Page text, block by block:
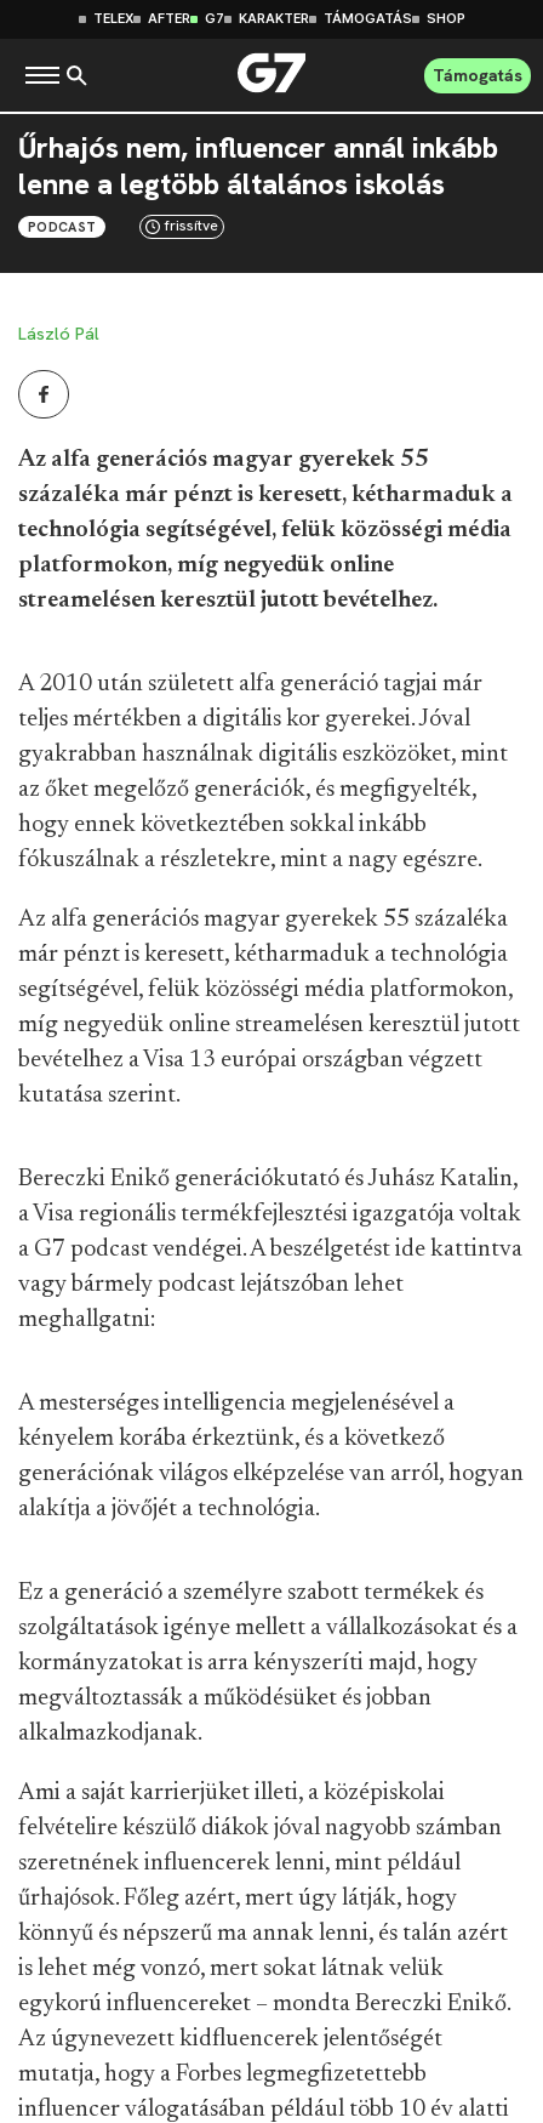
TELEX AFTER G7 KARAKTER TÁMOGATÁS SHOP
Támogatás
Űrhajós nem, influencer annál inkább
lenne a legtöbb általános iskolás
PODCAST frissítve
László Pál
Az alfa generációs magyar gyerekek 55
százaléka már pénzt is keresett, kétharmaduk a
technológia segítségével, felük közösségi média
platformokon, míg negyedük online
streamelésen keresztül jutott bevételhez.
A 2010 után született alfa generáció tagjai már
teljes mértékben a digitális kor gyerekei. Jóval
gyakrabban használnak digitális eszközöket, mint
az őket megelőző generációk, és megfigyelték,
hogy ennek következtében sokkal inkább
fókuszálnak a részletekre, mint a nagy egészre.
Az alfa generációs magyar gyerekek 55 százaléka
már pénzt is keresett, kétharmaduk a technológia
segítségével, felük közösségi média platformokon,
míg negyedük online streamelésen keresztül jutott
bevételhez a Visa 13 európai országban végzett
kutatása szerint.
Bereczki Enikő generációkutató és Juhász Katalin,
a Visa regionális termékfejlesztési igazgatója voltak
a G7 podcast vendégei. A beszélgetést ide kattintva
vagy bármely podcast lejátszóban lehet
meghallgatni:
A mesterséges intelligencia megjelenésével a
kényelem korába érkeztünk, és a következő
generációnak világos elképzelése van arról, hogyan
alakítja a jövőjét a technológia.
Ez a generáció a személyre szabott termékek és
szolgáltatások igénye mellett a vállalkozásokat és a
kormányzatokat is arra kényszeríti majd, hogy
megváltoztassák a működésüket és jobban
alkalmazkodjanak.
Ami a saját karrierjüket illeti, a középiskolai
felvételire készülő diákok jóval nagyobb számban
szeretnének influencerek lenni, mint például
űrhajósok. Főleg azért, mert úgy látják, hogy
könnyű és népszerű ma annak lenni, és talán azért
is lehet még vonzó, mert sokat látnak velük
egykorú influencereket – mondta Bereczki Enikő.
Az úgynevezett kidfluencerek jelentőségét
mutatja, hogy a Forbes legmegfizetettebb
influencer válogatásában például több 10 év alatti